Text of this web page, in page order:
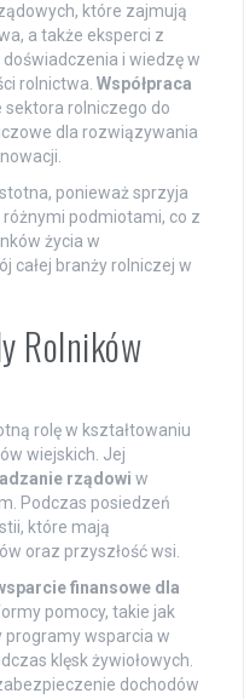
które zajmują
a także eksperci z
i wiedzę w
rolnictwa. Współpraca
rolniczego do
dla rozwiązywania
ponieważ sprzyja
podmiotami, co z
życia w
całej branży rolniczej w
Rolników
rolę w kształtowaniu
wiejskich. Jej
rządowi w
Podczas posiedzeń
które mają
oraz przyszłość wsi.
finansowe dla
pomocy, takie jak
wsparcia w
klęsk żywiołowych.
dochodów